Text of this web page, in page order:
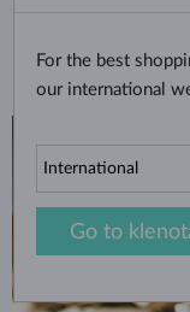
For the best
our international
Go to